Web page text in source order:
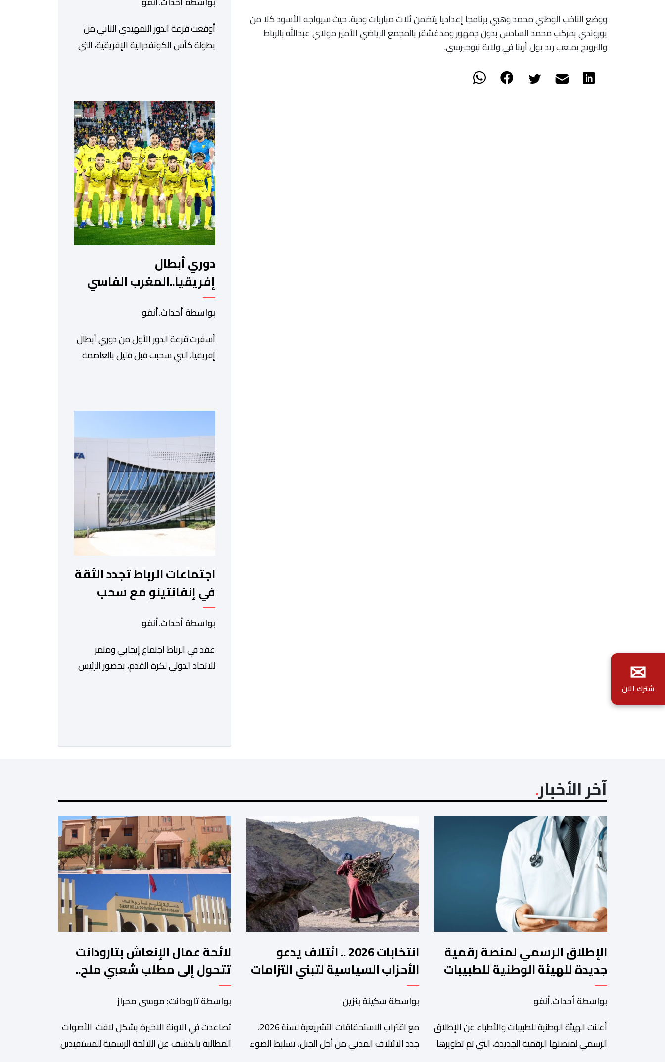
ووضع الناخب الوطني محمد وهبي برنامجا إعداديا يتضمن ثلاث مباريات ودية، حيث سيواجه الأسود كلا من
بوروندي بمركب محمد السادس بدون جمهور ومدغشقر بالمجمع الرياضي الأمير مولاي عبدالله بالرباط
والنرويج بملعب ريد بول أرينا في ولاية نيوجيرسي.
أوقعت قرعة الدور التمهيدي الثاني من
بطولة كأس الكونفدرالية الإفريقية، التي
مرتقبة أمام أندية غرب ووسط القارة. ​
وسيكون نادي الرجاء الرياضي على موعد
مع مواجهة المتأهل من المباراة التي
تجمع بين إيل كانيمي واريورز النيجيري
ونادي أوديب ممثل […]
دوري أبطال
إفريقيا..المغرب الفاسي
يواجه رحيمو البوركينابي
بواسطة أحداث.أنفو
أسفرت قرعة الدور الأول من دوري أبطال
إفريقيا، التي سحبت قبل قليل بالعاصمة
موعد في هذا الدور مع الفائز من المباراة
التي تجمع بين ستار سبورت السييراليوني
ونادي المدينة الغامبي، حيث يطمح
الفريق […]
اجتماعات الرباط تجدد الثقة
في إنفانتينو مع سحب
مشروع الفيفا
بواسطة أحداث.أنفو
عقد في الرباط اجتماع إيجابي ومثمر
للاتحاد الدولي لكرة القدم، بحضور الرئيس
الثقة المتبادلة بين القيادة التنفيذية
الوحيد المباشر والمنتخب من قِبل 211
اتحادا […]
آخر الأخبار
الإطلاق الرسمي لمنصة رقمية
جديدة للهيئة الوطنية للطبيبات
والأطباء
بواسطة أحداث.أنفو
أعلنت الهيئة الوطنية للطبيبات والأطباء عن الإطلاق
الرسمي لمنصتها الرقمية الجديدة، التي تم تطويرها
انتخابات 2026 .. ائتلاف يدعو
الأحزاب السياسية لتبني التزامات
واضحة تجاه المناطق الجبلية
بواسطة سكينة بنزين
مع اقتراب الاستحقاقات التشريعية لسنة 2026،
جدد الائتلاف المدني من أجل الجبل، تسليط الضوء
لائحة عمال الإنعاش بتارودانت
تتحول إلى مطلب شعبي ملح..
فمن يجيب؟.
بواسطة تارودانت: موسى محراز
تصاعدت في الاونة الاخيرة بشكل لافت، الأصوات
المطالبة بالكشف عن اللائحة الرسمية للمستفيدين
✉
شترك الآن